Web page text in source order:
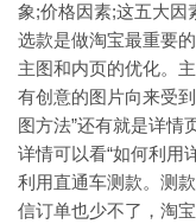
象;价格因素;这五大
选款是做淘宝最重要的
主图和内页的优化。
有创意的图片向来受
图方法”还有就是详情
详情可以看“如何利用
利用直通车测款。测
信订单也少不了，淘